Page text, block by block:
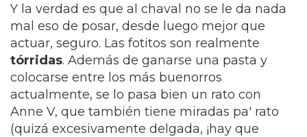
Y la verdad es que al chaval no se le da nada
mal eso de posar, desde luego mejor que
actuar, seguro. Las fotitos son realmente
tórridas. Además de ganarse una pasta y
colocarse entre los más buenorros
actualmente, se lo pasa bien un rato con
Anne V, que también tiene miradas pa' rato
(quizá excesivamente delgada, ¡hay que